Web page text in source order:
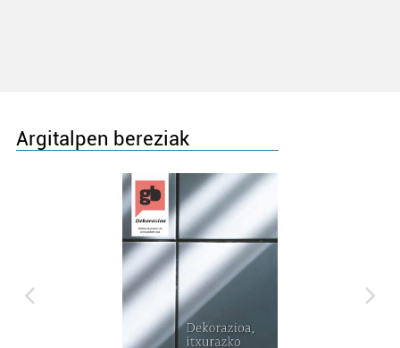
Argitalpen bereziak